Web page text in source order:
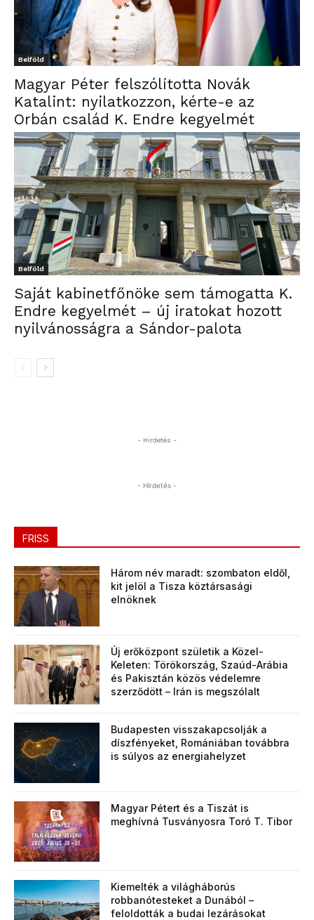
Belföld
Magyar Péter felszólította Novák
Katalint: nyilatkozzon, kérte-e az
Orbán család K. Endre kegyelmét
Belföld
Saját kabinetfőnöke sem támogatta K.
Endre kegyelmét – új iratokat hozott
nyilvánosságra a Sándor-palota
- Hirdetés -
- Hirdetés -
FRISS
Három név maradt: szombaton eldől,
kit jelöl a Tisza köztársasági
elnöknek
Új erőközpont születik a Közel-
Keleten: Törökország, Szaúd-Arábia
és Pakisztán közös védelemre
szerződött – Irán is megszólalt
Budapesten visszakapcsolják a
díszfényeket, Romániában továbbra
is súlyos az energiahelyzet
Magyar Pétert és a Tiszát is
meghívná Tusványosra Toró T. Tibor
Kiemelték a világháborús
robbanótesteket a Dunából –
feloldották a budai lezárásokat